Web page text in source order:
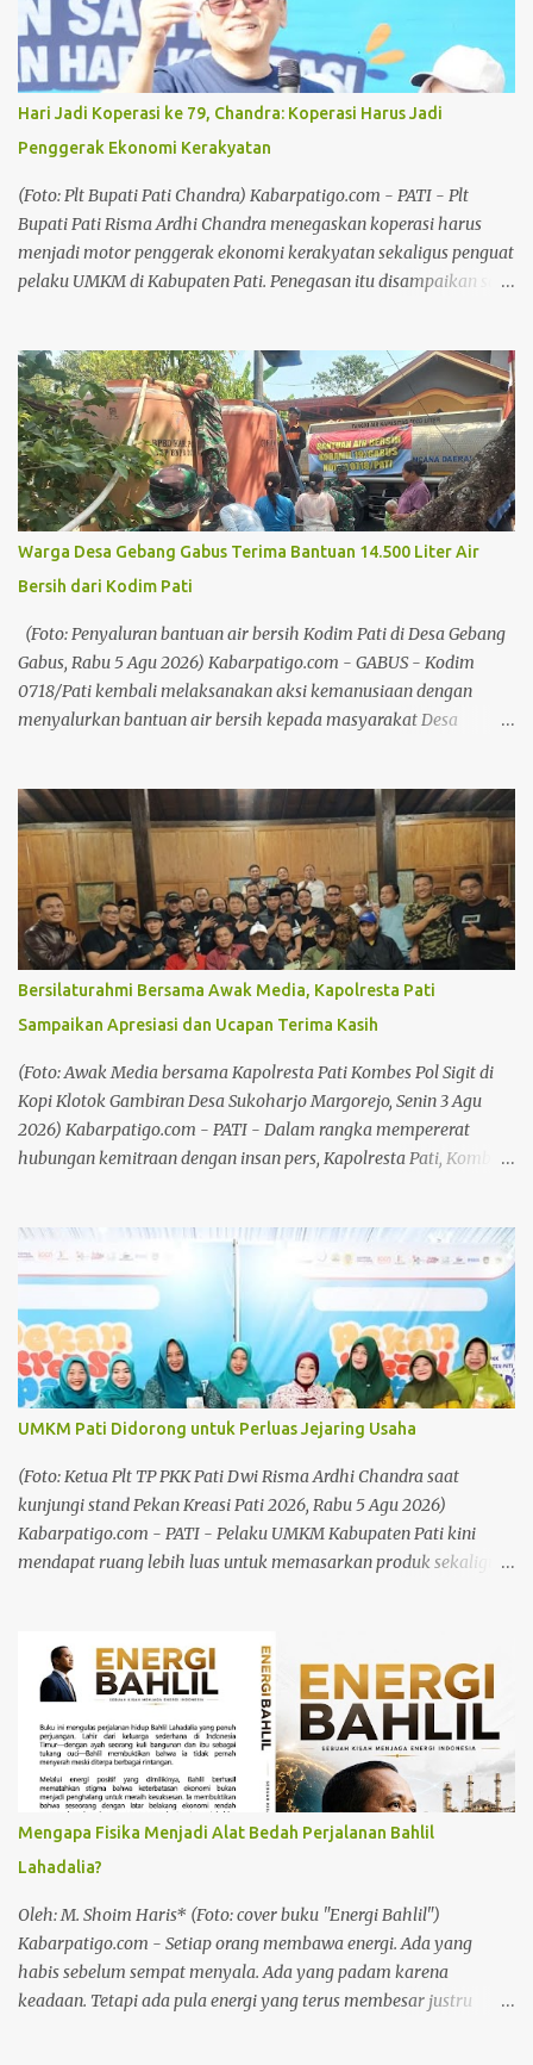
Sampaikan Apresiasi dan Ucapan Terima Kasih Baca juga: Tokoh
Muhammadiyah Pati dan Pendiri BMT Fastabiq, Muhammad
Ridwan Tutup Usia Dalam kesempatan tersebut, Ketua DPD Partai
Golkar Kabupaten Pati, Endang Sri Wahyuningati menitipkan
pesan kepada seluruh kader dan pengurus Partai Golkar hingga
tingkat desa agar bekerja lebih maksimal dalam membesarkan
partai. Anggota DPRD Pati tersebut menegaskan, target
peningkatan suara harus menjadi perhatian bersama mengingat
pada pemilu-p...
Hari Jadi Koperasi ke 79, Chandra: Koperasi Harus Jadi
Penggerak Ekonomi Kerakyatan
(Foto: Plt Bupati Pati Chandra) Kabarpatigo.com - PATI - Plt
Bupati Pati Risma Ardhi Chandra menegaskan koperasi harus
menjadi motor penggerak ekonomi kerakyatan sekaligus penguat
pelaku UMKM di Kabupaten Pati. Penegasan itu disampaikan saat
Prabowo Subianto yang menempatkan ketahanan pangan dan
penguatan koperasi sebagai prioritas nasional. Chandra
mengatakan penguatan koperasi menjadi langkah strategis untuk
memperkuat ekonomi masyarakat dari tingkat bawah. Baca juga:
Hari Jadi ke 703 Kabupaten Pati Akan Dimeriahkan Pawai Artis
Baca juga: Pekan Kreasi Pati 2026, Pemkab: Bukan Lapak Liar, Ini
Agenda Resmi Daerah Menurutnya, negara-negara maju mampu
membangun perekonomian yang kokoh karena memiliki
gerakan koperasi yang kuat dan berkelanjutan. "Dengan kegiatan
berkoperasi, ekonomi kerakyatan bisa tumbuh, ekonomi
masyarakat juga bisa berkembang,...
Warga Desa Gebang Gabus Terima Bantuan 14.500 Liter Air
Bersih dari Kodim Pati
(Foto: Penyaluran bantuan air bersih Kodim Pati di Desa Gebang
Gabus, Rabu 5 Agu 2026) Kabarpatigo.com - GABUS - Kodim
0718/Pati kembali melaksanakan aksi kemanusiaan dengan
menyalurkan bantuan air bersih kepada masyarakat Desa
bersih didistribusikan kepada warga untuk membantu memenuhi
kebutuhan air bersih di tengah musim kemarau. Kegiatan
dipimpin oleh Danramil 19/Gabus Kapten Inf Kusmiyanto
bersama anggota Koramil, serta didukung oleh Pemerintah Desa
Gebang dan masyarakat setempat yang turut membantu
kelancaran proses pendistribusian. Baca juga: UMKM Pati
Didorong untuk Perluas Jejaring Usaha Baca juga: Mengapa
Fisika Menjadi Alat Bedah Perjalanan Bahlil Lahadalia? Baca
juga: Plt Bupati Soroti Kebersihan di Kawasan Pekan Kreasi Baca
juga: Marak Pencurian Aki, Sarbumusi dan Paguyuban Sopir Pati
Desak Pemkab Bangun Pangkalan Truk Bantuan air bersih ini
merupa...
Bersilaturahmi Bersama Awak Media, Kapolresta Pati
Sampaikan Apresiasi dan Ucapan Terima Kasih
(Foto: Awak Media bersama Kapolresta Pati Kombes Pol Sigit di
Kopi Klotok Gambiran Desa Sukoharjo Margorejo, Senin 3 Agu
2026) Kabarpatigo.com - PATI - Dalam rangka mempererat
hubungan kemitraan dengan insan pers, Kapolresta Pati, Kombes
Kecamatan Margorejo, pada Senin (3/8/26) malam. Pertemuan
berlangsung penuh keakraban sebagai wadah memperkuat
komunikasi, koordinasi, serta membangun sinergi antara Polri
dan media dalam menyampaikan informasi kepada masyarakat.
Baca juga: Plt Bupati Soroti Kebersihan di Kawasan Pekan Kreasi
Baca juga: Marak Pencurian Aki, Sarbumusi dan Paguyuban Sopir
Pati Desak Pemkab Bangun Pangkalan Truk Kapolresta Pati,
Kombes Pol Sigit, mengatakan bahwa media merupakan mitra
dalam menyampaikan informasi yang benar, berimbang dan
edukatif kepada masyarakat. "Melalui kegiatan silaturahmi ini,
kami ingin mempererat hubungan baik dengan se...
UMKM Pati Didorong untuk Perluas Jejaring Usaha
(Foto: Ketua Plt TP PKK Pati Dwi Risma Ardhi Chandra saat
kunjungi stand Pekan Kreasi Pati 2026, Rabu 5 Agu 2026)
Kabarpatigo.com - PATI - Pelaku UMKM Kabupaten Pati kini
mendapat ruang lebih luas untuk memasarkan produk sekaligus
Kegiatan yang dikunjungi Plt Ketua TP PKK Kabupaten Pati Dwi
Risma Ardhi Chandra itu menjadi bagian dari upaya memperkuat
ekosistem ekonomi kreatif, mendorong promosi produk lokal,
serta mempercepat pertumbuhan ekonomi masyarakat. Dwi
Risma Ardhi Chandra mengatakan Pekan Kreasi Pati harus
menjadi ruang kolaborasi yang benar-benar memberikan
manfaat bagi pelaku UMKM. Baca juga: Pidato Hari Jadi di
Gedung DPRD, Plt Bupati: Pati 703 Tahun, Kemajuan Harus Terasa
Baca juga: Plt Bupati Pati Buka Ruang Inovasi untuk Generasi
Muda Menurutnya, produk-produk lokal memiliki kualitas yang
mampu bersaing sehingga perlu terus didukung melalui
promosi,...
Mengapa Fisika Menjadi Alat Bedah Perjalanan Bahlil
Lahadalia?
Oleh: M. Shoim Haris* (Foto: cover buku "Energi Bahlil")
Kabarpatigo.com - Setiap orang membawa energi. Ada yang
habis sebelum sempat menyala. Ada yang padam karena
keadaan. Tetapi ada pula energi yang terus membesar justru